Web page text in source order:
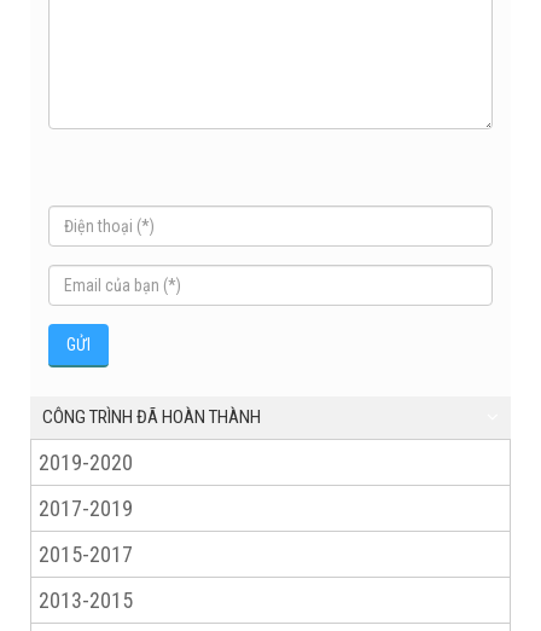
CÔNG TRÌNH ĐÃ HOÀN THÀNH
2019-2020
2017-2019
2015-2017
2013-2015